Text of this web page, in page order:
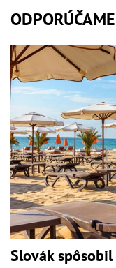
ODPORÚČAME
Slovák